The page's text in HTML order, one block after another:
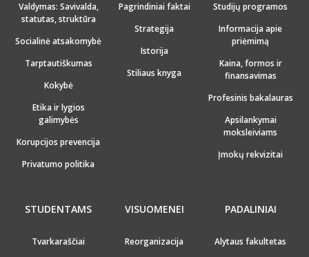
Valdymas: Savivalda,
statutas, struktūra
Socialinė atsakomybė
Tarptautiškumas
Kokybė
Etika ir lygios
galimybės
Korupcijos prevencija
Privatumo politika
Pagrindiniai faktai
Strategija
Istorija
Stiliaus knyga
Studijų programos
Informacija apie
priėmimą
Kaina, formos ir
finansavimas
Profesinis bakalauras
Apsilankymai
moksleiviams
Įmokų rekvizitai
STUDENTAMS
Tvarkaraščiai
VISUOMENEI
Reorganizacija
PADALINIAI
Alytaus fakultetas